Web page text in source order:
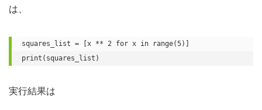
は、
squares_list = [x ** 2 for x in range(5)]
print(squares_list)
実行結果は